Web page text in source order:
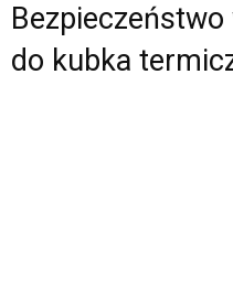
do kubka